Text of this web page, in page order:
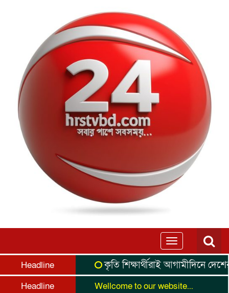
Toggle
navigation
Headline
কৃতি শিক্ষার্থীরাই আগামীদিনে দেশের
Headline Wellcome to our website...